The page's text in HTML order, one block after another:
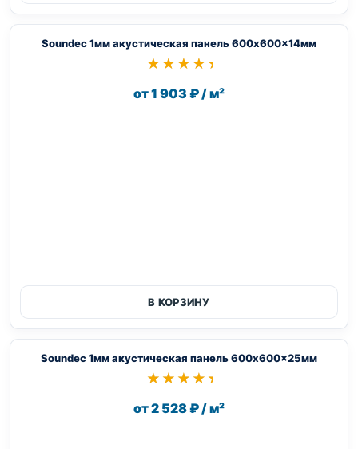
Soundec 1мм акустическая панель 600x600x14мм
★★★★★
★★★★★
от 1 903 ₽ / м²
В КОРЗИНУ
Soundec 1мм акустическая панель 600x600x25мм
★★★★★
★★★★★
от 2 528 ₽ / м²